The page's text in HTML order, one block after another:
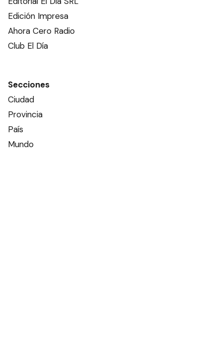
Edición Impresa
Ahora Cero Radio
Club El Día
Secciones
Ciudad
Provincia
País
Mundo